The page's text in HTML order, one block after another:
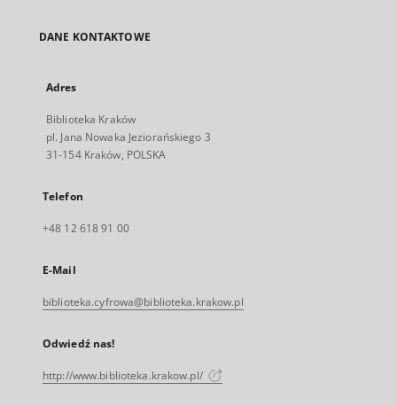
DANE KONTAKTOWE
Adres
Biblioteka Kraków
pl. Jana Nowaka Jeziorańskiego 3
31-154 Kraków, POLSKA
Telefon
+48 12 618 91 00
E-Mail
biblioteka.cyfrowa@biblioteka.krakow.pl
Odwiedź nas!
http://www.biblioteka.krakow.pl/